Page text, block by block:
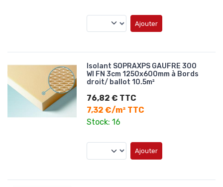
Ajouter
Isolant SOPRAXPS GAUFRE 300
WI FN 3cm 1250x600mm à Bords
droit/ ballot 10.5m²
76,82 € TTC
7,32 €/m² TTC
Stock: 16
Ajouter